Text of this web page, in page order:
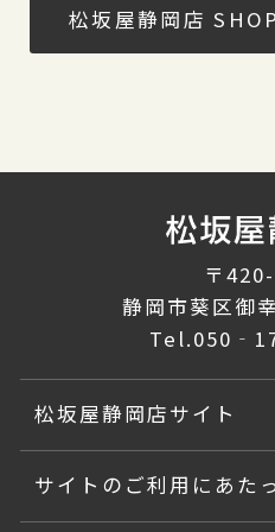
松坂屋静岡店
〒
静岡市葵区御
Tel.
松坂屋静岡店サイト
サイトのご利用にあた